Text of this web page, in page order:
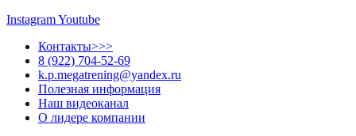
InstagramYoutube
Контакты>>>
8 (922) 704-52-69
k.p.megatrening@yandex.ru
Полезная информация
Наш видеоканал
О лидере компании